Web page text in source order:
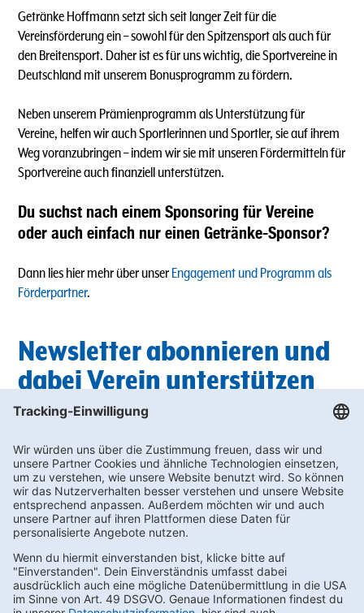
Getränke Hoffmann setzt sich seit langer Zeit für die
Vereinsförderung ein – sowohl für den Spitzensport als auch für
den Breitensport. Daher ist es für uns wichtig, die Sportvereine in
Deutschland mit unserem Bonusprogramm zu fördern.
Neben unserem Prämienprogramm als Unterstützung für
Vereine, helfen wir auch Sportlerinnen und Sportler, sie auf ihrem
Weg voranzubringen – indem wir sie mit unseren Fördermitteln für
Sportvereine auch finanziell unterstützen.
Du suchst nach einem Sponsoring für Vereine
oder auch einfach nur einen Getränke-Sponsor?
Dann lies hier mehr über unser Engagement und Programm als
Förderpartner.
Newsletter abonnieren und
dabei Verein unterstützen
Vereinsfeier? In unserem Newsletter findest du regelmäßig die
neuestenAngebote, bei denen du wertvolle Bonus-punkte für die
Vereinswelt sammeln kannst.
Unterstütze deinen Sportverein und melde dich hier zum
Newsletter an!